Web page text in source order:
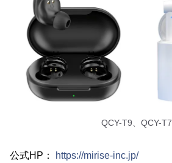
QCY-T9、QCY-T7
公式HP： https://mirise-inc.jp/